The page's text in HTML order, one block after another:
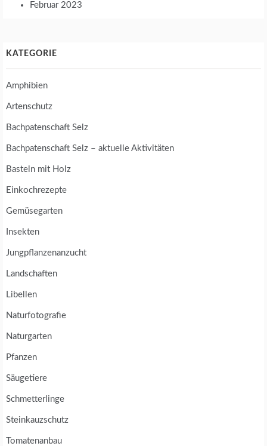
Februar 2023
KATEGORIE
Amphibien
Artenschutz
Bachpatenschaft Selz
Bachpatenschaft Selz – aktuelle Aktivitäten
Basteln mit Holz
Einkochrezepte
Gemüsegarten
Insekten
Jungpflanzenanzucht
Landschaften
Libellen
Naturfotografie
Naturgarten
Pfanzen
Säugetiere
Schmetterlinge
Steinkauzschutz
Tomatenanbau